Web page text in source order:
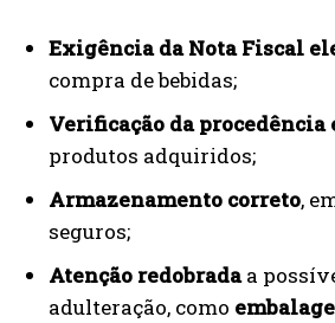
Exigência da Nota Fiscal
compra de bebidas;
Verificação da procedência
produtos adquiridos;
Armazenamento correto,
seguros;
Atenção redobradaa
adulteração, como